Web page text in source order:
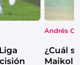
Andrés
¿Cuál
Maikol